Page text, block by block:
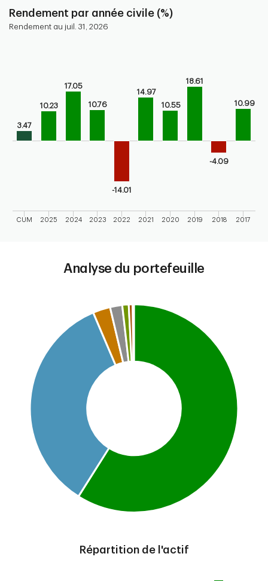
Rendement par année civile (%)
Rendement au juil. 31, 2026
Bar chart for calendar performance of the fund
The chart has 1 X axis displaying categories.
The chart has 1 Y axis displaying values. Range: -20 to 30.
3.47
10.23
17.05
10.76
-14.01
14.97
10.55
18.61
-4.09
10.99
CUM 2025 2024 2023 2022 2021 2020 2019 2018 2017
Analyse du portefeuille
Pie chart with 7 slices.
This is a portfolio analysis pie chart
Répartition de l'actif